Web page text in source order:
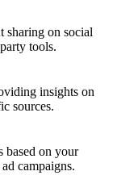
sharing on social
tools.
insights on
sources.
based on your
campaigns.